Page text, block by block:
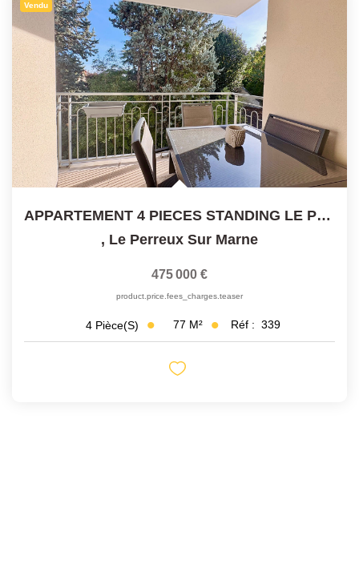
Vendu
APPARTEMENT 4 PIECES STANDING LE PERREUX
, Le Perreux Sur Marne
475 000 €
product.price.fees_charges.teaser
4 Pièce(s) 77 M² Réf : 339